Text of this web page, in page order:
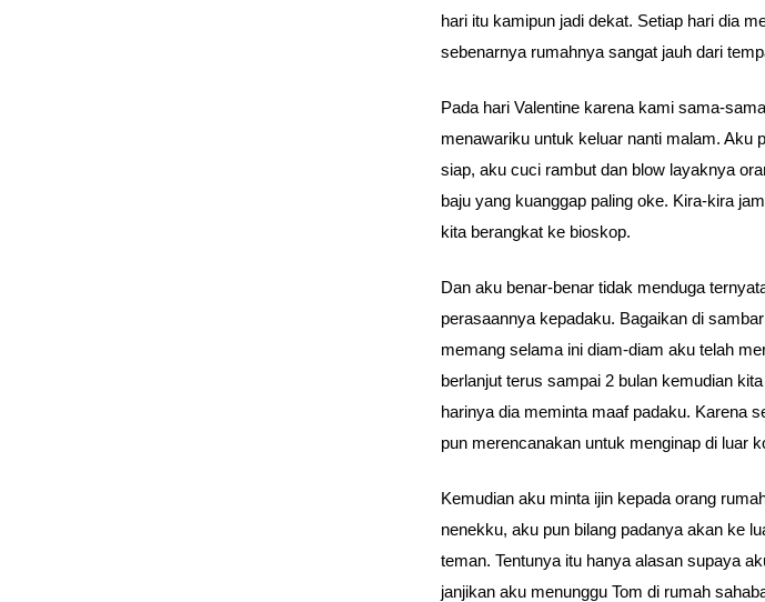
hari itu kamipun jadi dekat. Setiap hari dia
sebenarnya rumahnya sangat jauh dari
Pada hari Valentine karena kami sama-
menawariku untuk keluar nanti malam. Aku
siap, aku cuci rambut dan blow layaknya
baju yang kuanggap paling oke. Kira-kira
kita berangkat ke bioskop.
Dan aku benar-benar tidak menduga
perasaannya kepadaku. Bagaikan di
memang selama ini diam-diam aku telah
berlanjut terus sampai 2 bulan kemudian
harinya dia meminta maaf padaku. Karena
pun merencanakan untuk menginap di luar
Kemudian aku minta ijin kepada orang
nenekku, aku pun bilang padanya akan ke
teman. Tentunya itu hanya alasan supaya
janjikan aku menunggu Tom di rumah